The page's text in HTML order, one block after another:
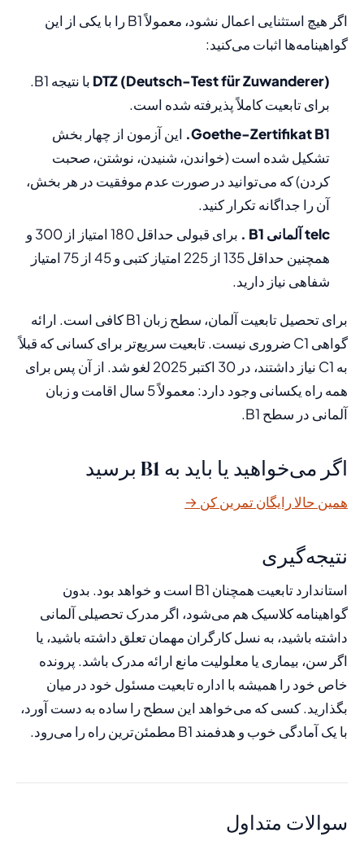
اگر هیچ استثنایی اعمال نشود، معمولاً B1 را با یکی از این
گواهینامه‌ها اثبات می‌کنید:
DTZ (Deutsch-Test für Zuwanderer)
با نتیجه B1.
برای تابعیت کاملاً پذیرفته شده است.
Goethe-Zertifikat B1. این آزمون از چهار بخش
تشکیل شده است (خواندن، شنیدن، نوشتن، صحبت
کردن) که می‌توانید در صورت عدم موفقیت در هر بخش،
آن را جداگانه تکرار کنید.
telc آلمانی B1 .
برای قبولی حداقل 180 امتیاز از 300 و
همچنین حداقل 135 از 225 امتیاز کتبی و 45 از 75 امتیاز
شفاهی نیاز دارید.
برای تحصیل تابعیت آلمان، سطح زبان B1 کافی است. ارائه
گواهی C1 ضروری نیست. تابعیت سریع‌تر برای کسانی که قبلاً
به C1 نیاز داشتند، در 30 اکتبر 2025 لغو شد. از آن پس برای
همه راه یکسانی وجود دارد: معمولاً 5 سال اقامت و زبان
آلمانی در سطح B1.
اگر می‌خواهید یا باید به B1 برسید
همین حالا رایگان تمرین کن →
نتیجه‌گیری
استاندارد تابعیت همچنان B1 است و خواهد بود. بدون
گواهینامه کلاسیک هم می‌شود، اگر مدرک تحصیلی آلمانی
داشته باشید، به نسل کارگران مهمان تعلق داشته باشید، یا
اگر سن، بیماری یا معلولیت مانع ارائه مدرک باشد. پرونده
خاص خود را همیشه با اداره تابعیت مسئول خود در میان
بگذارید. کسی که می‌خواهد این سطح را ساده به دست آورد،
با یک آمادگی خوب و هدفمند B1 مطمئن‌ترین راه را می‌رود.
سوالات متداول